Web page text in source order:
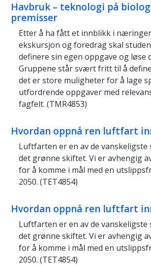
Havbruk – teknologi på
premisser
Etter å ha fått et innblikk i
ekskursjon og foredrag skal
definere sin egen oppgave og løse
Gruppene står svært fritt til å
det er store muligheter for å lage
utfordrende oppgaver med
fagfelt. (TMR4853)
Hvordan oppnå ren luftfart
Luftfarten er en av de
det grønne skiftet. Vi er avhengig
for å komme i mål med en
2050. (TET4854)
Hvordan oppnå ren luftfart
Luftfarten er en av de
det grønne skiftet. Vi er avhengig
for å komme i mål med en
2050. (TET4854)